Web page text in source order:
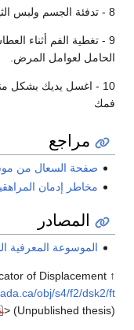
8 - تدفئة الجسم ولبس الثياب المناسبة للشتاء.
9 - تغطية الفم أثناء
الحامل لعوامل المرض.
10 - اغسل يديك بشكل
فمك
مراجع
صفحة السعال من
مخاطر إدمان
المصادر
الموسوعة المعرفية
of Displacement
obj/s4/f2/dsk2/ft
> (Unpublished thesis)